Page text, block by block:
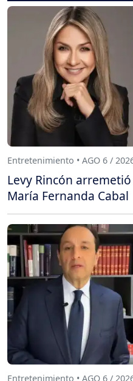
Entretenimiento • AGO 6 /
Levy Rincón
María Fernanda Cabal
Entretenimiento • AGO 6 /